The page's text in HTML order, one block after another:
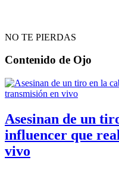
NO TE PIERDAS
Contenido de Ojo
Asesinan de un
influencer que
vivo